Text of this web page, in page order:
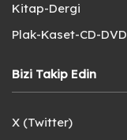
Kitap-Dergi
Plak-Kaset-CD-DVD
Bizi Takip Edin
X (Twitter)